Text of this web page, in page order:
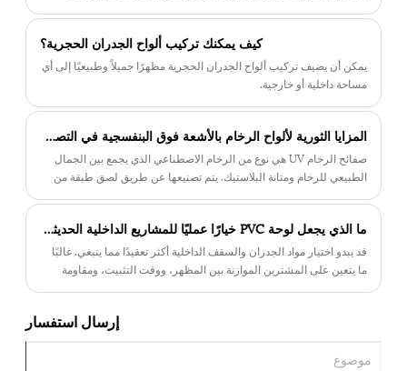
كيف يمكنك تركيب ألواح الجدران الحجرية؟
يمكن أن يضيف تركيب ألواح الجدران الحجرية مظهرًا جميلاً وطبيعيًا إلى أي
مساحة داخلية أو خارجية.
المزايا الثورية لألواح الرخام بالأشعة فوق البنفسجية في التصميم الداخلي
صفائح الرخام UV هي نوع من الرخام الاصطناعي الذي يجمع بين الجمال
الطبيعي للرخام ومتانة البلاستيك. يتم تصنيعها عن طريق لصق طبقة من
طبيعي، ولكنه أكثر مقاومة للخدوش والبقع وأنواع الضرر الأخرى.
ما الذي يجعل لوحة PVC خيارًا عمليًا للمشاريع الداخلية الحديثة؟
قد يبدو اختيار مواد الجدران والسقف الداخلية أكثر تعقيدًا مما ينبغي. غالبًا
ما يتعين على المشترين الموازنة بين المظهر، ووقت التثبيت، ومقاومة
إرسال استفسار